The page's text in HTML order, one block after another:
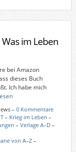
Was im Leben
bei Amazon
dieses Buch
Ich habe mich
– 0 Kommentare
– Krieg im Leben –
– Verlage A–D–
von A–Z–